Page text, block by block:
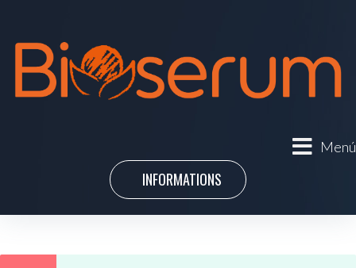
Menú
INFORMATIONS